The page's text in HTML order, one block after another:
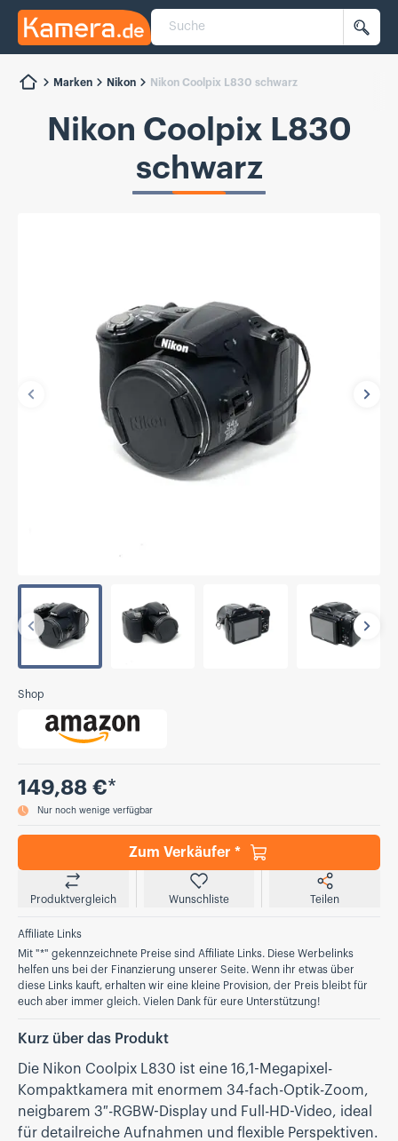
Kamera.de
Suche
Marken Nikon Nikon Coolpix L830 schwarz
Nikon Coolpix L830
schwarz
Vorherige
Vorherige
Shop
Preis
149,88 €*
Nur noch wenige verfügbar
Zum Verkäufer *
Produktvergleich Wunschliste Teilen
Affiliate Links
Mit "*" gekennzeichnete Preise sind Affiliate Links. Diese Werbelinks
helfen uns bei der Finanzierung unserer Seite. Wenn ihr etwas über
diese Links kauft, erhalten wir eine kleine Provision, der Preis bleibt für
euch aber immer gleich. Vielen Dank für eure Unterstützung!
Kurz über das Produkt
Die Nikon Coolpix L830 ist eine 16,1-Megapixel-
Kompaktkamera mit enormem 34-fach-Optik-Zoom,
neigbarem 3″-RGBW-Display und Full-HD-Video, ideal
für detailreiche Aufnahmen und flexible Perspektiven.